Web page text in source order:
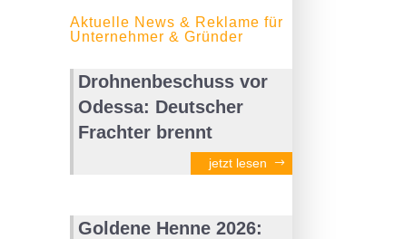
Aktuelle News & Reklame für
Unternehmer & Gründer
Drohnenbeschuss vor
Odessa: Deutscher
Frachter brennt
jetzt lesen
Goldene Henne 2026: